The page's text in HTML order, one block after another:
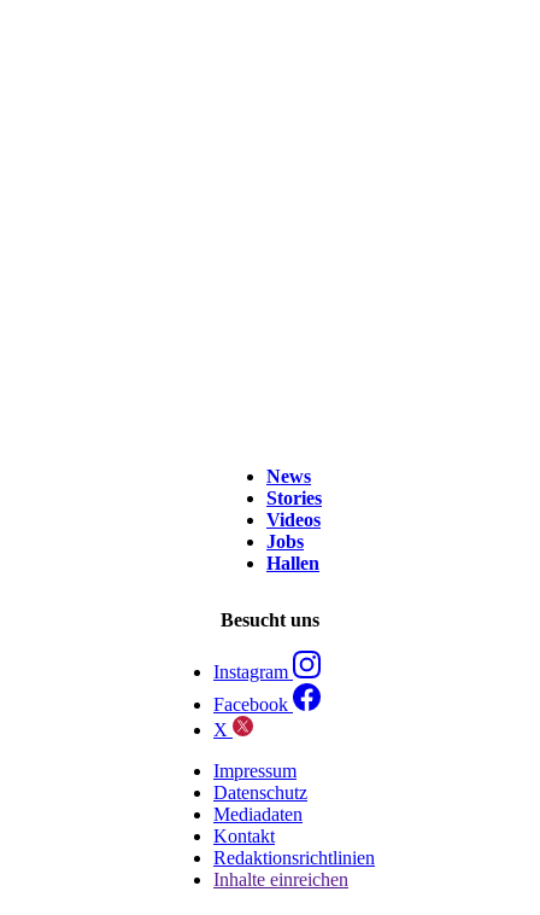
News
Stories
Videos
Jobs
Hallen
Besucht uns
Instagram
Facebook
X
Impressum
Datenschutz
Mediadaten
Kontakt
Redaktionsrichtlinien
Inhalte einreichen